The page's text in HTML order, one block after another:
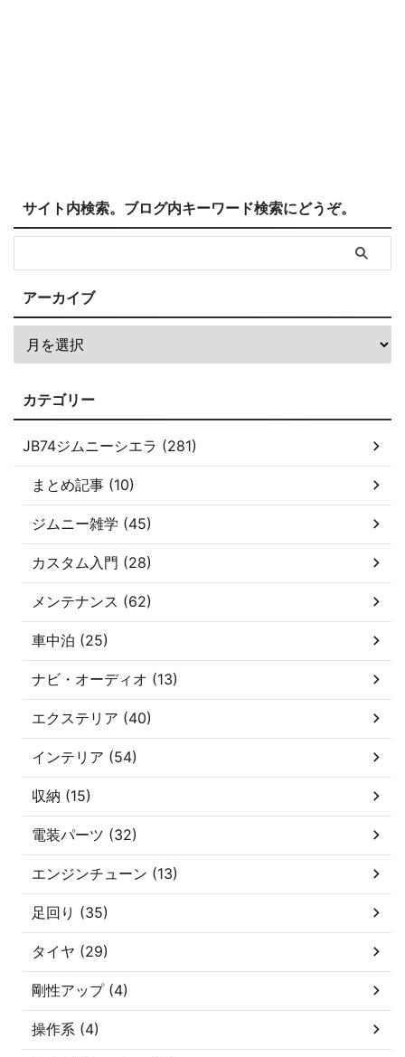
サイト内検索。ブログ内キーワード検索にどうぞ。
アーカイブ
カテゴリー
JB74ジムニーシエラ (281)
まとめ記事 (10)
ジムニー雑学 (45)
カスタム入門 (28)
メンテナンス (62)
車中泊 (25)
ナビ・オーディオ (13)
エクステリア (40)
インテリア (54)
収納 (15)
電装パーツ (32)
エンジンチューン (13)
足回り (35)
タイヤ (29)
剛性アップ (4)
操作系 (4)